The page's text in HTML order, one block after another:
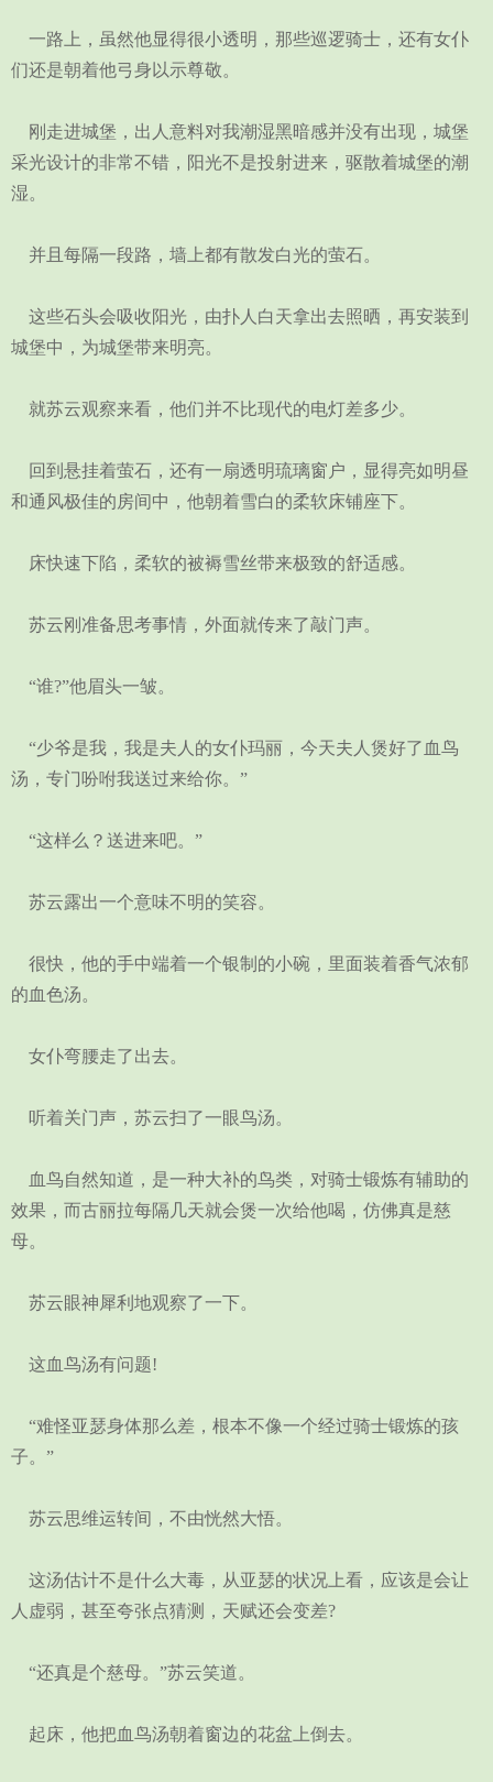
一路上，虽然他显得很小透明，那些巡逻骑士，还有女仆
们还是朝着他弓身以示尊敬。
刚走进城堡，出人意料对我潮湿黑暗感并没有出现，城堡
采光设计的非常不错，阳光不是投射进来，驱散着城堡的潮
湿。
并且每隔一段路，墙上都有散发白光的萤石。
这些石头会吸收阳光，由扑人白天拿出去照晒，再安装到
城堡中，为城堡带来明亮。
就苏云观察来看，他们并不比现代的电灯差多少。
回到悬挂着萤石，还有一扇透明琉璃窗户，显得亮如明昼
和通风极佳的房间中，他朝着雪白的柔软床铺座下。
床快速下陷，柔软的被褥雪丝带来极致的舒适感。
苏云刚准备思考事情，外面就传来了敲门声。
“谁?”他眉头一皱。
“少爷是我，我是夫人的女仆玛丽，今天夫人煲好了血鸟
汤，专门吩咐我送过来给你。”
“这样么？送进来吧。”
苏云露出一个意味不明的笑容。
很快，他的手中端着一个银制的小碗，里面装着香气浓郁
的血色汤。
女仆弯腰走了出去。
听着关门声，苏云扫了一眼鸟汤。
血鸟自然知道，是一种大补的鸟类，对骑士锻炼有辅助的
效果，而古丽拉每隔几天就会煲一次给他喝，仿佛真是慈
母。
苏云眼神犀利地观察了一下。
这血鸟汤有问题!
“难怪亚瑟身体那么差，根本不像一个经过骑士锻炼的孩
子。”
苏云思维运转间，不由恍然大悟。
这汤估计不是什么大毒，从亚瑟的状况上看，应该是会让
人虚弱，甚至夸张点猜测，天赋还会变差?
“还真是个慈母。”苏云笑道。
起床，他把血鸟汤朝着窗边的花盆上倒去。